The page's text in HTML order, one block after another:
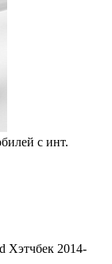
с инт.
Хэтчбек 2014-